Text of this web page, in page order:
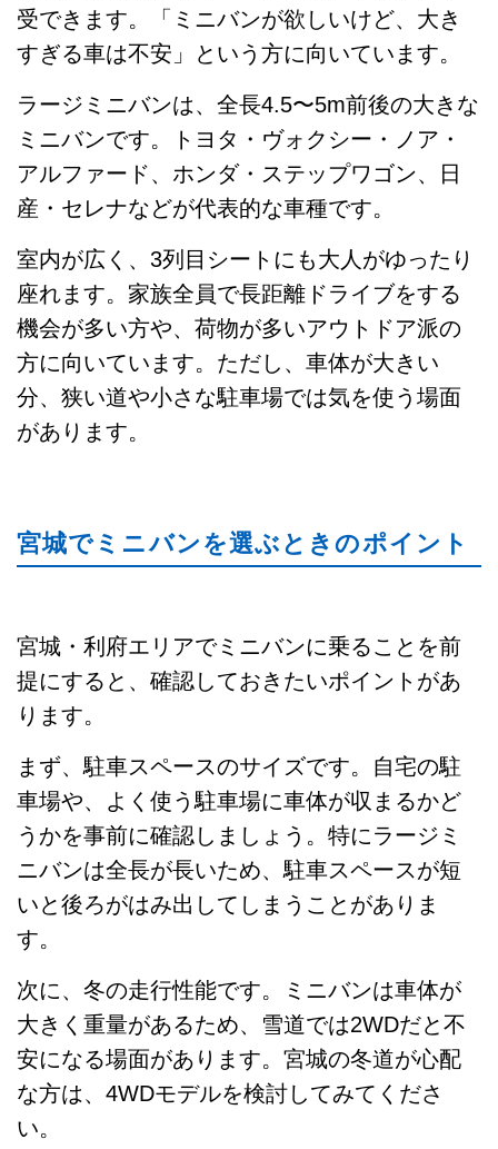
受できます。「ミニバンが欲しいけど、大き
すぎる車は不安」という方に向いています。
ラージミニバンは、全長4.5〜5m前後の大きな
ミニバンです。トヨタ・ヴォクシー・ノア・
アルファード、ホンダ・ステップワゴン、日
産・セレナなどが代表的な車種です。
室内が広く、3列目シートにも大人がゆったり
座れます。家族全員で長距離ドライブをする
機会が多い方や、荷物が多いアウトドア派の
方に向いています。ただし、車体が大きい
分、狭い道や小さな駐車場では気を使う場面
があります。
宮城でミニバンを選ぶときのポイント
宮城・利府エリアでミニバンに乗ることを前
提にすると、確認しておきたいポイントがあ
ります。
まず、駐車スペースのサイズです。自宅の駐
車場や、よく使う駐車場に車体が収まるかど
うかを事前に確認しましょう。特にラージミ
ニバンは全長が長いため、駐車スペースが短
いと後ろがはみ出してしまうことがありま
す。
次に、冬の走行性能です。ミニバンは車体が
大きく重量があるため、雪道では2WDだと不
安になる場面があります。宮城の冬道が心配
な方は、4WDモデルを検討してみてくださ
い。